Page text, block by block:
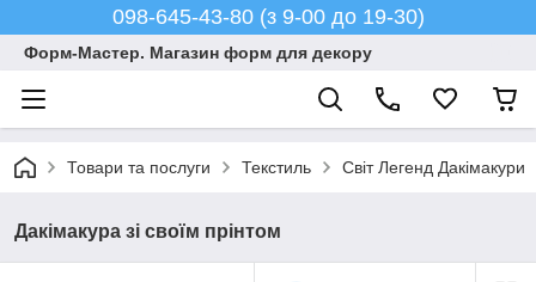
098-645-43-80 (з 9-00 до 19-30)
Форм-Мастер. Магазин форм для декору
Товари та послуги Текстиль Світ Легенд Дакімакури
Дакімакура зі своїм прінтом